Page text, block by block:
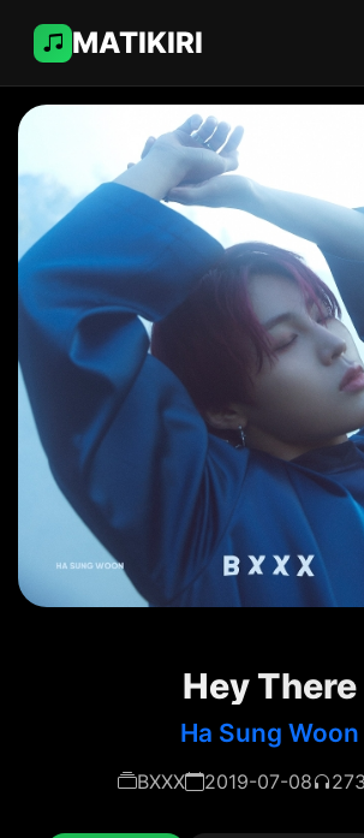
MATIKIRI
Hey There
Ha Sung Woon
BXXX 2019-07-08